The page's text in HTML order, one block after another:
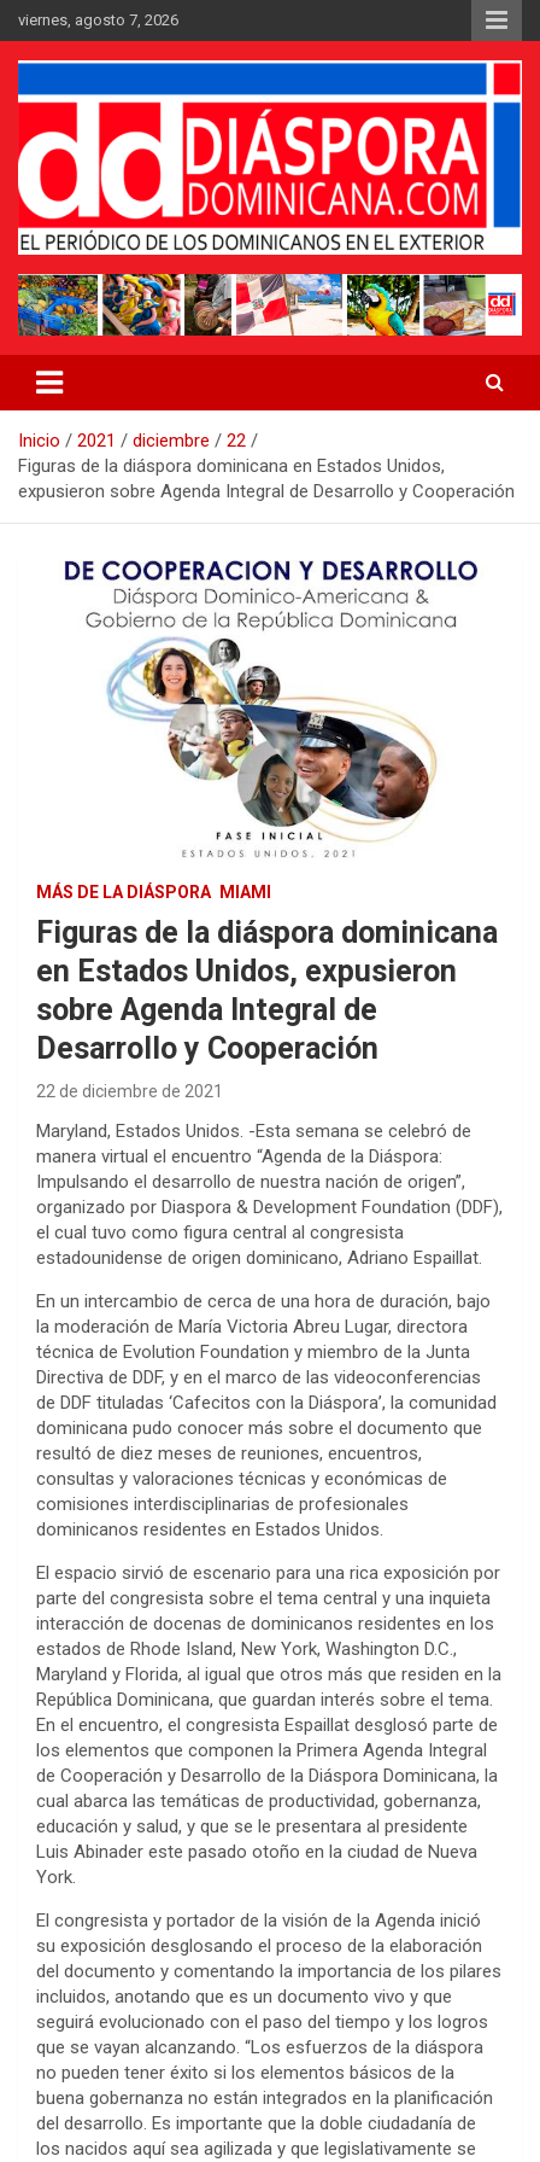
Saltar
al
contenido
viernes, agosto 7, 2026
Periódico Diáspora Dominicana
Inicio 2021 diciembre
22
Figuras de la diáspora dominicana en Estados Unidos,
expusieron sobre Agenda Integral de Desarrollo y Cooperación
MÁS DE LA DIÁSPORA MIAMI
Figuras de la diáspora dominicana
en Estados Unidos, expusieron
sobre Agenda Integral de
Desarrollo y Cooperación
22 de diciembre de 2021
Maryland, Estados Unidos. -Esta semana se celebró de
manera virtual el encuentro “Agenda de la Diáspora:
Impulsando el desarrollo de nuestra nación de origen”,
organizado por Diaspora & Development Foundation (DDF),
el cual tuvo como figura central al congresista
estadounidense de origen dominicano, Adriano Espaillat.
En un intercambio de cerca de una hora de duración, bajo
la moderación de María Victoria Abreu Lugar, directora
técnica de Evolution Foundation y miembro de la Junta
Directiva de DDF, y en el marco de las videoconferencias
de DDF tituladas ‘Cafecitos con la Diáspora’, la comunidad
dominicana pudo conocer más sobre el documento que
resultó de diez meses de reuniones, encuentros,
consultas y valoraciones técnicas y económicas de
comisiones interdisciplinarias de profesionales
dominicanos residentes en Estados Unidos.
El espacio sirvió de escenario para una rica exposición por
parte del congresista sobre el tema central y una inquieta
interacción de docenas de dominicanos residentes en los
estados de Rhode Island, New York, Washington D.C.,
Maryland y Florida, al igual que otros más que residen en la
República Dominicana, que guardan interés sobre el tema.
En el encuentro, el congresista Espaillat desglosó parte de
los elementos que componen la Primera Agenda Integral
de Cooperación y Desarrollo de la Diáspora Dominicana, la
cual abarca las temáticas de productividad, gobernanza,
educación y salud, y que se le presentara al presidente
Luis Abinader este pasado otoño en la ciudad de Nueva
York.
El congresista y portador de la visión de la Agenda inició
su exposición desglosando el proceso de la elaboración
del documento y comentando la importancia de los pilares
incluidos, anotando que es un documento vivo y que
seguirá evolucionado con el paso del tiempo y los logros
que se vayan alcanzando. “Los esfuerzos de la diáspora
no pueden tener éxito si los elementos básicos de la
buena gobernanza no están integrados en la planificación
del desarrollo. Es importante que la doble ciudadanía de
los nacidos aquí sea agilizada y que legislativamente se